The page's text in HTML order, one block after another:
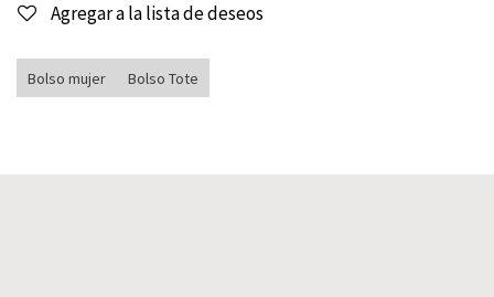
Agregar a la lista de deseos
Bolso mujer Bolso Tote